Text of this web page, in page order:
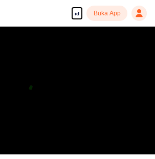
id Buka App